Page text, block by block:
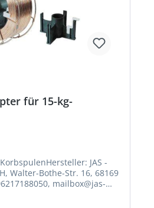
für 15-kg-
JAS -
Walter-Bothe-Str. 16, 68169
mailbox@jas-